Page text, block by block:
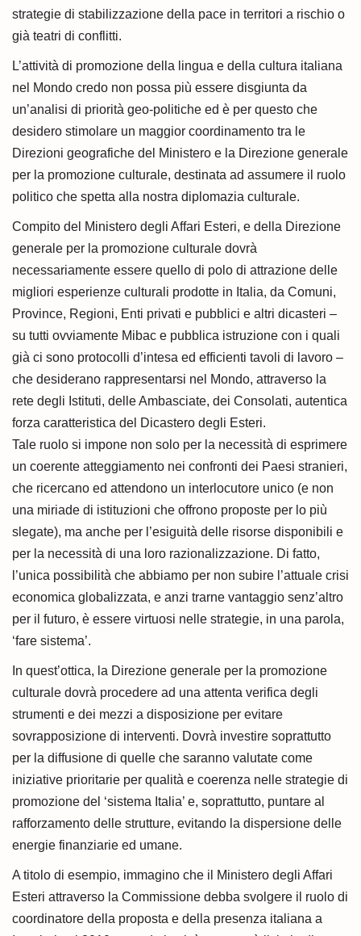
strategie di stabilizzazione della pace in territori a rischio o
già teatri di conflitti.
L’attività di promozione della lingua e della cultura italiana
nel Mondo credo non possa più essere disgiunta da
un’analisi di priorità geo-politiche ed è per questo che
desidero stimolare un maggior coordinamento tra le
Direzioni geografiche del Ministero e la Direzione generale
per la promozione culturale, destinata ad assumere il ruolo
politico che spetta alla nostra diplomazia culturale.
Compito del Ministero degli Affari Esteri, e della Direzione
generale per la promozione culturale dovrà
necessariamente essere quello di polo di attrazione delle
migliori esperienze culturali prodotte in Italia, da Comuni,
Province, Regioni, Enti privati e pubblici e altri dicasteri –
su tutti ovviamente Mibac e pubblica istruzione con i quali
già ci sono protocolli d’intesa ed efficienti tavoli di lavoro –
che desiderano rappresentarsi nel Mondo, attraverso la
rete degli Istituti, delle Ambasciate, dei Consolati, autentica
forza caratteristica del Dicastero degli Esteri.
Tale ruolo si impone non solo per la necessità di esprimere
un coerente atteggiamento nei confronti dei Paesi stranieri,
che ricercano ed attendono un interlocutore unico (e non
una miriade di istituzioni che offrono proposte per lo più
slegate), ma anche per l’esiguità delle risorse disponibili e
per la necessità di una loro razionalizzazione. Di fatto,
l’unica possibilità che abbiamo per non subire l’attuale crisi
economica globalizzata, e anzi trarne vantaggio senz’altro
per il futuro, è essere virtuosi nelle strategie, in una parola,
‘fare sistema’.
In quest’ottica, la Direzione generale per la promozione
culturale dovrà procedere ad una attenta verifica degli
strumenti e dei mezzi a disposizione per evitare
sovrapposizione di interventi. Dovrà investire soprattutto
per la diffusione di quelle che saranno valutate come
iniziative prioritarie per qualità e coerenza nelle strategie di
promozione del ‘sistema Italia’ e, soprattutto, puntare al
rafforzamento delle strutture, evitando la dispersione delle
energie finanziarie ed umane.
A titolo di esempio, immagino che il Ministero degli Affari
Esteri attraverso la Commissione debba svolgere il ruolo di
coordinatore della proposta e della presenza italiana a